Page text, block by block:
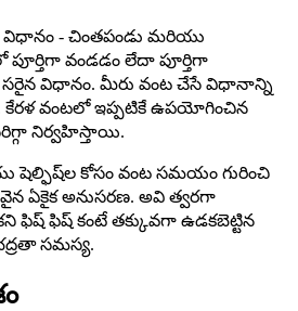
విధానం - చింతపండు మరియు
వండడం లేదా పూర్తిగా
విధానం. మీరు వంట చేసే విధానాన్ని
కేరళ వంటలో ఇప్పటికే ఉపయోగించిన
నిర్వహిస్తాయి.
షెల్ఫిష్‌ల కోసం వంట సమయం గురించి
ఏకైక అనుసరణ. అవి త్వరగా
ఫిష్ కంటే తక్కువగా ఉడకబెట్టిన
సమస్య.